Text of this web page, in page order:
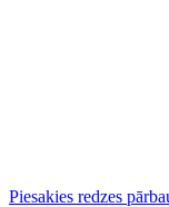
Piesakies redzes